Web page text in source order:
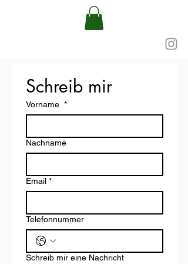
Schreib mir
Vorname *
Nachname
Email *
Telefonnummer
Schreib mir eine Nachricht